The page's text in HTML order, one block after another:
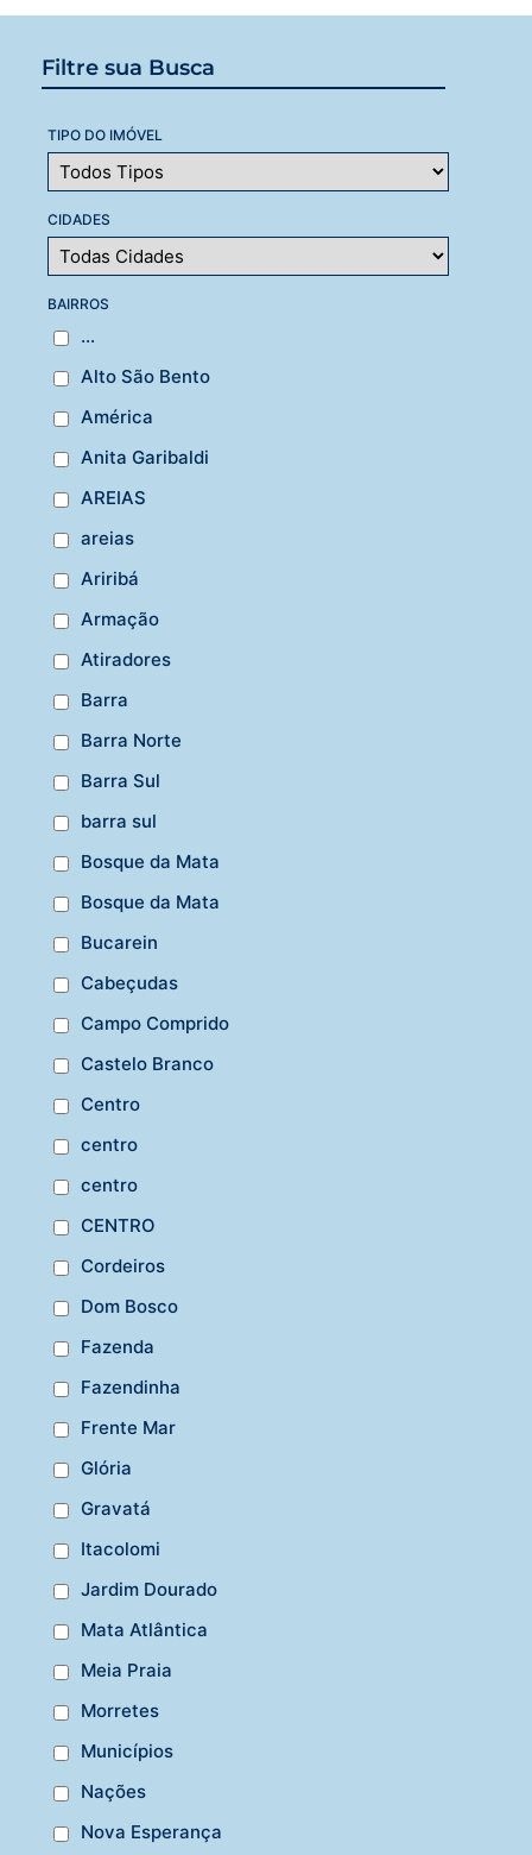
Filtre sua Busca
TIPO DO IMÓVEL
CIDADES
BAIRROS
...
Alto São Bento
América
Anita Garibaldi
AREIAS
areias
Ariribá
Armação
Atiradores
Barra
Barra Norte
Barra Sul
barra sul
Bosque da Mata
Bosque da Mata
Bucarein
Cabeçudas
Campo Comprido
Castelo Branco
Centro
centro
centro
CENTRO
Cordeiros
Dom Bosco
Fazenda
Fazendinha
Frente Mar
Glória
Gravatá
Itacolomi
Jardim Dourado
Mata Atlântica
Meia Praia
Morretes
Municípios
Nações
Nova Esperança